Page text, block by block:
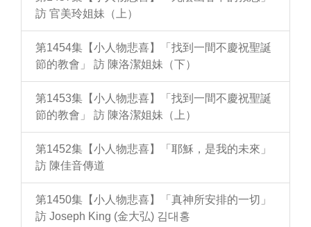
訪 官美玲姐妹（上）
第1454集【小人物悲喜】「找到一間不慶祝聖誕
節的教會」 訪 陳洛潔姐妹（下）
第1453集【小人物悲喜】「找到一間不慶祝聖誕
節的教會」 訪 陳洛潔姐妹（上）
第1452集【小人物悲喜】「耶穌，是我的未來」
訪 陳佳音傳道
第1450集【小人物悲喜】「真神所安排的一切」
訪 Joseph King (金大弘) 김대홍